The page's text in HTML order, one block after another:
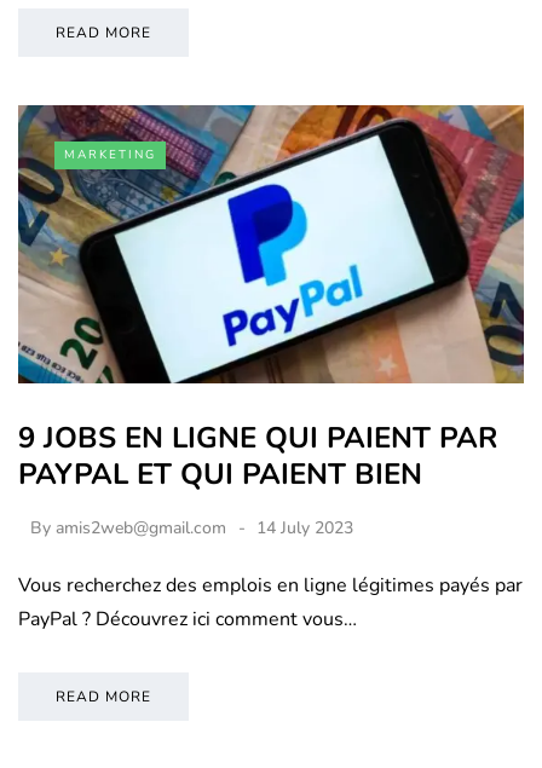
READ MORE
MARKETING
9 JOBS EN LIGNE QUI PAIENT PAR
PAYPAL ET QUI PAIENT BIEN
By amis2web@gmail.com 14 July 2023
Vous recherchez des emplois en ligne légitimes payés par
PayPal ? Découvrez ici comment vous…
READ MORE